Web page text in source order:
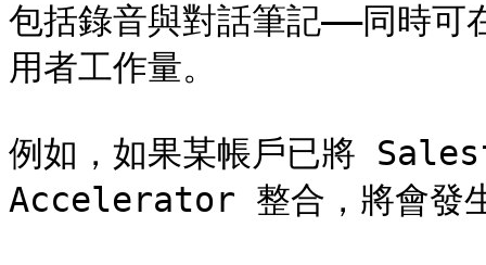
包括錄音與對話筆記——同時可
用者工作量。
例如，如果某帳戶已將
Accelerator 整合，將會發